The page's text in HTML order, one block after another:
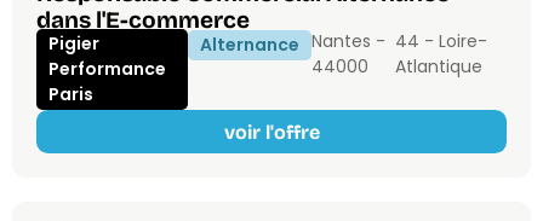
dans l'E-commerce
Pigier
Performance
Paris
Alternance Nantes -
44000
44 - Loire-
Atlantique
voir l'offre